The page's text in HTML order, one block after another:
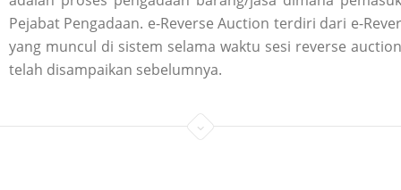
Pejabat Pengadaan. e-Reverse Auction terdiri dari e-
yang muncul di sistem selama waktu sesi reverse
telah disampaikan sebelumnya.